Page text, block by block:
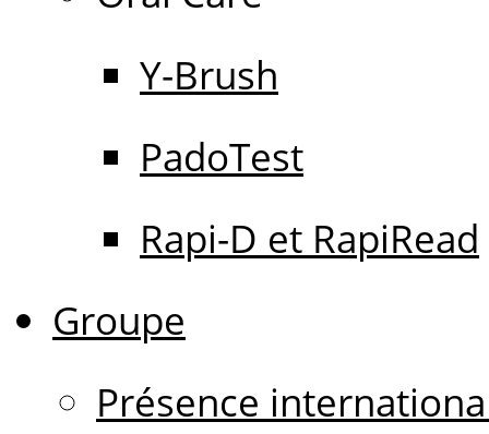
Y-Brush
PadoTest
Rapi-D et RapiRead
Groupe
Présence